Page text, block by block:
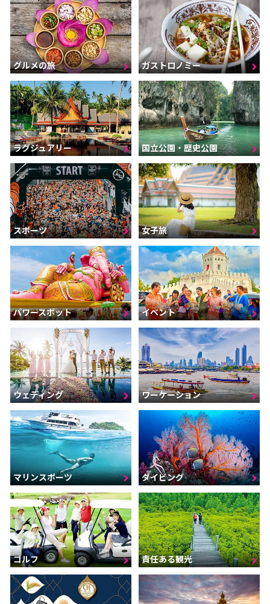
グルメの旅 ガストロノミー
ラグジュアリー 国立公園・歴史公園
スポーツ 女子旅
パワースポット イベント
ウェディング ワーケーション
マリンスポーツ ダイビング
ゴルフ 責任ある観光